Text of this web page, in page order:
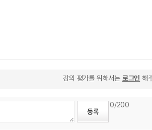
강의 평가를 위해서는 로그인 해
0/200